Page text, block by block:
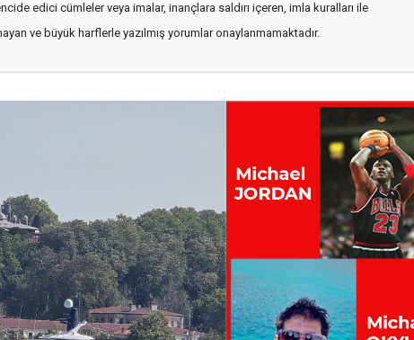
edici cümleler veya imalar, inançlara saldırı içeren, imla kuralları ile
ve büyük harflerle yazılmış yorumlar onaylanmamaktadır.